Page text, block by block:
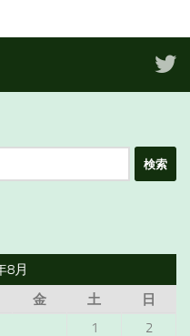
8月
金 土
日
1
2